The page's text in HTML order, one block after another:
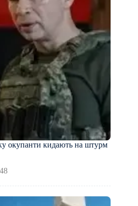
окупанти кидають на штурм